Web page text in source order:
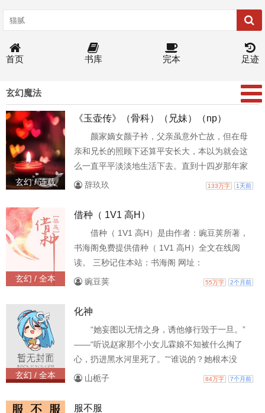
首页 书库 完本 足迹
玄幻魔法
玄幻 / 连载
《玉壶传》（骨科）（兄妹）（np）
颜家嫡女颜子衿，父亲虽意外亡故，但在母
亲和兄长的照顾下还算平安长大，本以为就会这
么一直平平淡淡地生活下去。直到十四岁那年家
宴后，她自此与同胞兄长纠葛了数十年 《玉壶
辞玖玖 133万字 1天前
玄幻 / 全本
借种（ 1V1 高H）
借种（ 1V1 高H）是由作者：豌豆荚所著，
书海阁免费提供借种（ 1V1 高H）全文在线阅
读。 三秒记住本站：书海阁 网址：
www.shuhaige.cc
豌豆荚 55万字 2个月前
玄幻 / 全本
化神
“她妄图以无情之身，诱他修行毁于一旦。”
——“听说赵家那个小女儿霖娘不知被什么掏了
心，扔进黑水河里死了。”“谁说的？她根本没
死！”“心都掏了，还能不死？”霖娘非但没死，还
水河畔。有人说，她中了邪，丢了魂。一日烟雨
山栀子 84万字 7个月前
服不服